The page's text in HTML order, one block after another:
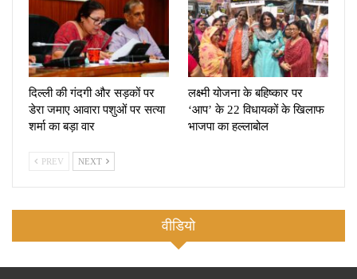
दिल्ली की गंदगी और सड़कों पर
डेरा जमाए आवारा पशुओं पर सत्या
शर्मा का बड़ा वार
लक्ष्मी योजना के बहिष्कार पर
‘आप’ के 22 विधायकों के खिलाफ
भाजपा का हल्लाबोल
PREV NEXT
वीडियो